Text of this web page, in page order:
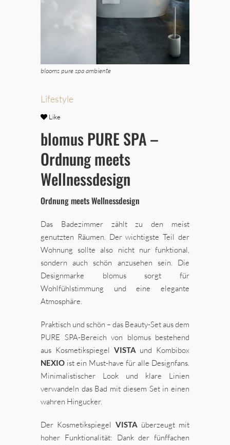
blooms pure spa ambiente
Lifestyle
Like
blomus PURE SPA –
Ordnung meets
Wellnessdesign
Ordnung meets Wellnessdesign
Das Badezimmer zählt zu den meist
genutzten Räumen. Der wichtigste Teil der
Wohnung sollte also nicht nur funktional,
sondern auch schön anzusehen sein. Die
Designmarke blomus sorgt für
Wohlfühlstimmung und eine elegante
Atmosphäre.
Praktisch und schön – das Beauty-Set aus dem
PURE SPA-Bereich von blomus bestehend
aus Kosmetikspiegel VISTA und Kombibox
NEXIO ist ein Must-have für alle Designfans.
Minimalistischer Look und klare Linien
verwandeln das Bad mit diesem Set in einen
wahren Hingucker.
Der Kosmetikspiegel VISTA überzeugt mit
hoher Funktionalität: Dank der fünffachen